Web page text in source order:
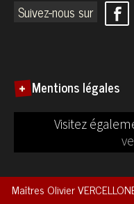
Suivez-nous sur
Mentions légales
Visitez
Maîtres Olivier